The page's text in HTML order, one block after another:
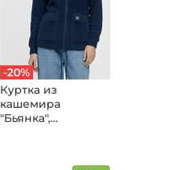
-20%
Куртка из
кашемира
"Бьянка",